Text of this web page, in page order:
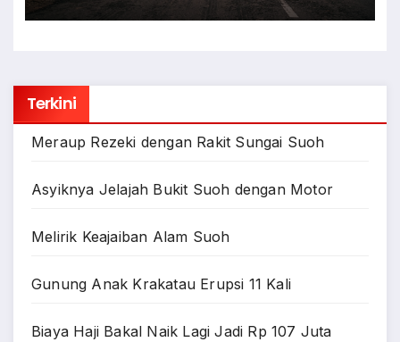
Terkini
Meraup Rezeki dengan Rakit Sungai Suoh
Asyiknya Jelajah Bukit Suoh dengan Motor
Melirik Keajaiban Alam Suoh
Gunung Anak Krakatau Erupsi 11 Kali
Biaya Haji Bakal Naik Lagi Jadi Rp 107 Juta